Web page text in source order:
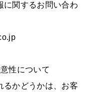
関するお問い合わ
性について
るかどうかは、お客